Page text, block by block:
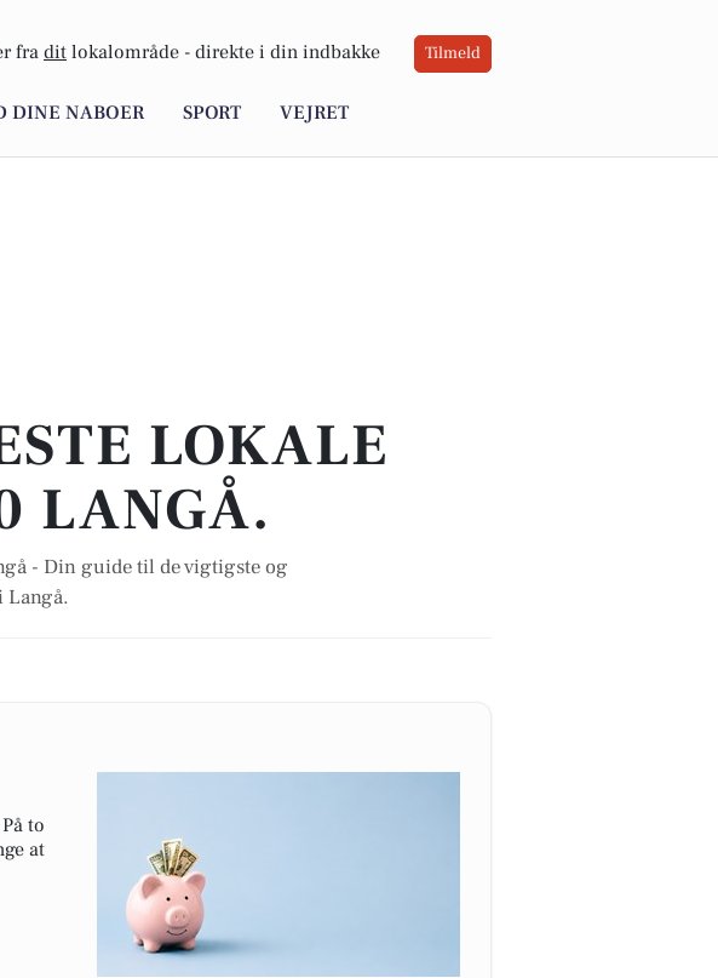
fra dit lokalområde - direkte i din indbakke Tilmeld
DINE NABOER SPORT VEJRET
LOKALE
LANGÅ.
- Din guide til de vigtigste og
Langå.
to
at